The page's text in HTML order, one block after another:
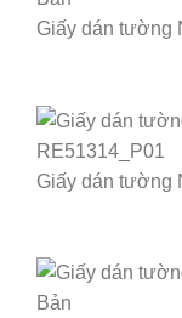
Giấy dán tường
Giấy dán tường